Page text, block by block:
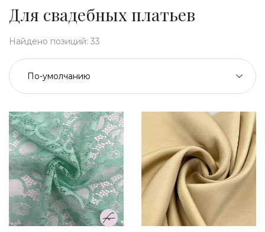
для свадебных платьев
Найдено позиций: 33